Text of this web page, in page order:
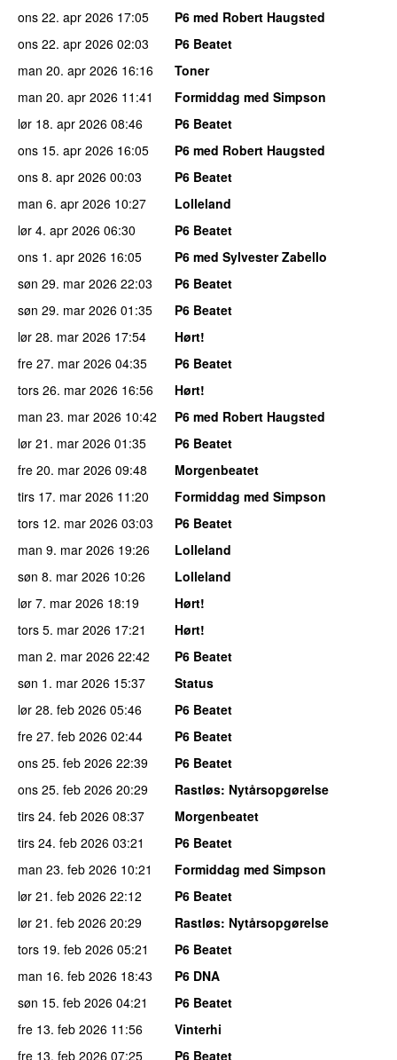
ons 22. apr 2026 17:05
P6 med Robert Haugsted
ons 22. apr 2026 02:03
P6 Beatet
man 20. apr 2026 16:16
Toner
man 20. apr 2026 11:41
Formiddag med Simpson
lør 18. apr 2026 08:46
P6 Beatet
ons 15. apr 2026 16:05
P6 med Robert Haugsted
ons 8. apr 2026 00:03
P6 Beatet
man 6. apr 2026 10:27
Lolleland
lør 4. apr 2026 06:30
P6 Beatet
ons 1. apr 2026 16:05
P6 med Sylvester Zabello
søn 29. mar 2026 22:03
P6 Beatet
søn 29. mar 2026 01:35
P6 Beatet
lør 28. mar 2026 17:54
Hørt!
fre 27. mar 2026 04:35
P6 Beatet
tors 26. mar 2026 16:56
Hørt!
man 23. mar 2026 10:42
P6 med Robert Haugsted
lør 21. mar 2026 01:35
P6 Beatet
fre 20. mar 2026 09:48
Morgenbeatet
tirs 17. mar 2026 11:20
Formiddag med Simpson
tors 12. mar 2026 03:03
P6 Beatet
man 9. mar 2026 19:26
Lolleland
søn 8. mar 2026 10:26
Lolleland
lør 7. mar 2026 18:19
Hørt!
tors 5. mar 2026 17:21
Hørt!
man 2. mar 2026 22:42
P6 Beatet
søn 1. mar 2026 15:37
Status
lør 28. feb 2026 05:46
P6 Beatet
fre 27. feb 2026 02:44
P6 Beatet
ons 25. feb 2026 22:39
P6 Beatet
ons 25. feb 2026 20:29 Rastløs: Nytårsopgørelse
tirs 24. feb 2026 08:37
Morgenbeatet
tirs 24. feb 2026 03:21
P6 Beatet
man 23. feb 2026 10:21
Formiddag med Simpson
lør 21. feb 2026 22:12
P6 Beatet
lør 21. feb 2026 20:29 Rastløs: Nytårsopgørelse
tors 19. feb 2026 05:21
P6 Beatet
man 16. feb 2026 18:43
P6 DNA
søn 15. feb 2026 04:21
P6 Beatet
fre 13. feb 2026 11:56
Vinterhi
fre 13. feb 2026 07:25 P6 Beatet